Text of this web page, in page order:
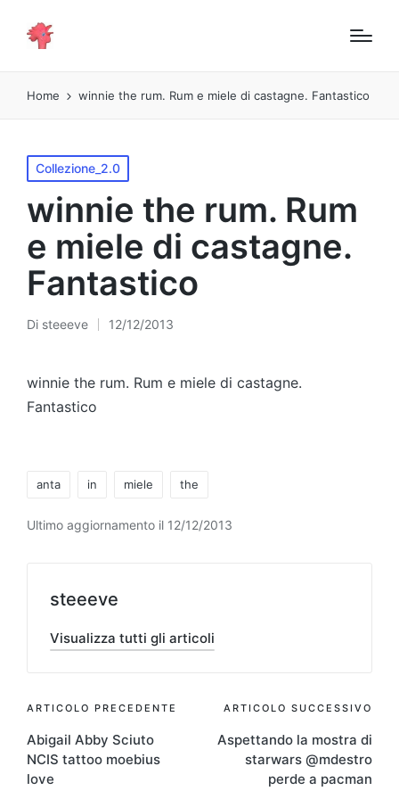
Home winnie the rum. Rum e miele di castagne. Fantastico
Pubblicato
in
Collezione_2.0
winnie the rum. Rum
e miele di castagne.
Fantastico
Pubblicato
Di steeeve 12/12/2013
winnie the rum. Rum e miele di castagne.
Fantastico
anta in miele the
Ultimo aggiornamento il 12/12/2013
steeeve
Visualizza tutti gli articoli
Navigazione
articoli
ARTICOLO PRECEDENTE
Abigail Abby Sciuto
NCIS tattoo moebius
love
ARTICOLO SUCCESSIVO
Aspettando la mostra di
starwars @mdestro
perde a pacman